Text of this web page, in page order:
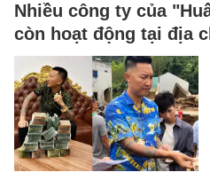
Nhiều công ty của
còn hoạt động tại địa